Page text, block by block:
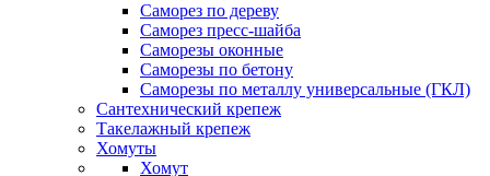
Саморез по дереву
Саморез пресс-шайба
Саморезы оконные
Саморезы по бетону
Саморезы по металлу универсальные (ГКЛ)
Сантехнический крепеж
Такелажный крепеж
Хомуты
Хомут